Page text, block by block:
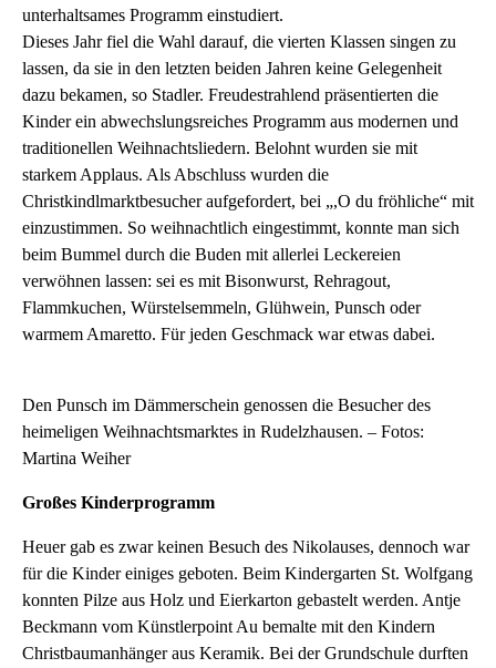
unterhaltsames Programm einstudiert.
Dieses Jahr fiel die Wahl darauf, die vierten Klassen singen zu
lassen, da sie in den letzten beiden Jahren keine Gelegenheit
dazu bekamen, so Stadler. Freudestrahlend präsentierten die
Kinder ein abwechslungsreiches Programm aus modernen und
traditionellen Weihnachtsliedern. Belohnt wurden sie mit
starkem Applaus. Als Abschluss wurden die
Christkindlmarktbesucher aufgefordert, bei „,O du fröhliche“ mit
einzustimmen. So weihnachtlich eingestimmt, konnte man sich
beim Bummel durch die Buden mit allerlei Leckereien
verwöhnen lassen: sei es mit Bisonwurst, Rehragout,
Flammkuchen, Würstelsemmeln, Glühwein, Punsch oder
warmem Amaretto. Für jeden Geschmack war etwas dabei.
Den Punsch im Dämmerschein genossen die Besucher des
heimeligen Weihnachtsmarktes in Rudelzhausen. – Fotos:
Martina Weiher
Großes Kinderprogramm
Heuer gab es zwar keinen Besuch des Nikolauses, dennoch war
für die Kinder einiges geboten. Beim Kindergarten St. Wolfgang
konnten Pilze aus Holz und Eierkarton gebastelt werden. Antje
Beckmann vom Künstlerpoint Au bemalte mit den Kindern
Christbaumanhänger aus Keramik. Bei der Grundschule durften